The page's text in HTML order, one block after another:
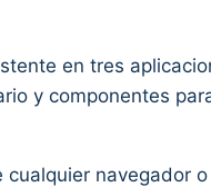
en tres
y componentes
navegador